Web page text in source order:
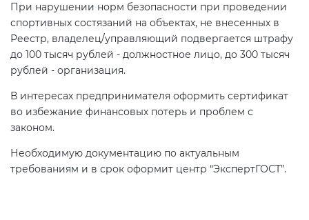
При нарушении норм безопасности при проведении
спортивных состязаний на объектах, не внесенных в
Реестр, владелец/управляющий подвергается штрафу
до 100 тысяч рублей - должностное лицо, до 300 тысяч
рублей - организация.
В интересах предпринимателя оформить сертификат
во избежание финансовых потерь и проблем с
законом.
Необходимую документацию по актуальным
требованиям и в срок оформит центр “ЭкспертГОСТ”.